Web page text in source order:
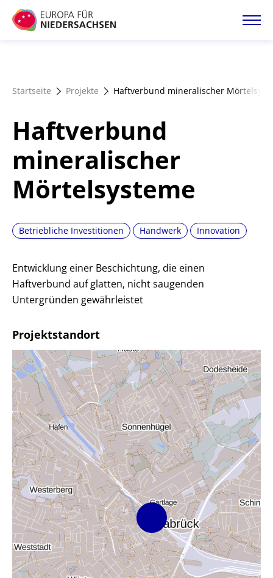
Direkt
zum
Förderangebote
Magazin
Startseite Projekte Haftverbund mineralischer
Haftverbund
mineralischer
Mörtelsysteme
Betriebliche Investitionen Handwerk Innovation
Entwicklung einer Beschichtung, die einen
Haftverbund auf glatten, nicht saugenden
Untergründen gewährleistet
Projektstandort